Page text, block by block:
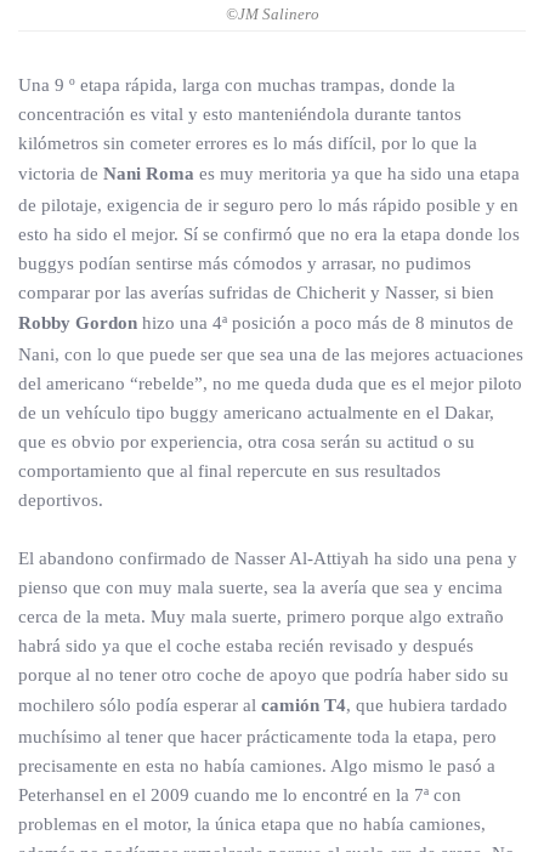
©JM Salinero
Una 9 º etapa rápida, larga con muchas trampas, donde la
concentración es vital y esto manteniéndola durante tantos
kilómetros sin cometer errores es lo más difícil, por lo que la
victoria de Nani Roma es muy meritoria ya que ha sido una etapa
de pilotaje, exigencia de ir seguro pero lo más rápido posible y en
esto ha sido el mejor. Sí se confirmó que no era la etapa donde los
buggys podían sentirse más cómodos y arrasar, no pudimos
comparar por las averías sufridas de Chicherit y Nasser, si bien
Robby Gordon hizo una 4ª posición a poco más de 8 minutos de
Nani, con lo que puede ser que sea una de las mejores actuaciones
del americano “rebelde”, no me queda duda que es el mejor piloto
de un vehículo tipo buggy americano actualmente en el Dakar,
que es obvio por experiencia, otra cosa serán su actitud o su
comportamiento que al final repercute en sus resultados
deportivos.
El abandono confirmado de Nasser Al-Attiyah ha sido una pena y
pienso que con muy mala suerte, sea la avería que sea y encima
cerca de la meta. Muy mala suerte, primero porque algo extraño
habrá sido ya que el coche estaba recién revisado y después
porque al no tener otro coche de apoyo que podría haber sido su
mochilero sólo podía esperar al camión T4, que hubiera tardado
muchísimo al tener que hacer prácticamente toda la etapa, pero
precisamente en esta no había camiones. Algo mismo le pasó a
Peterhansel en el 2009 cuando me lo encontré en la 7ª con
problemas en el motor, la única etapa que no había camiones,